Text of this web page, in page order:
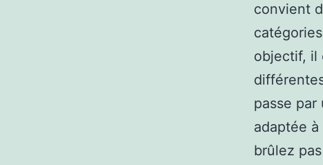
convient
objectif, il
passe
adaptée
brûlez